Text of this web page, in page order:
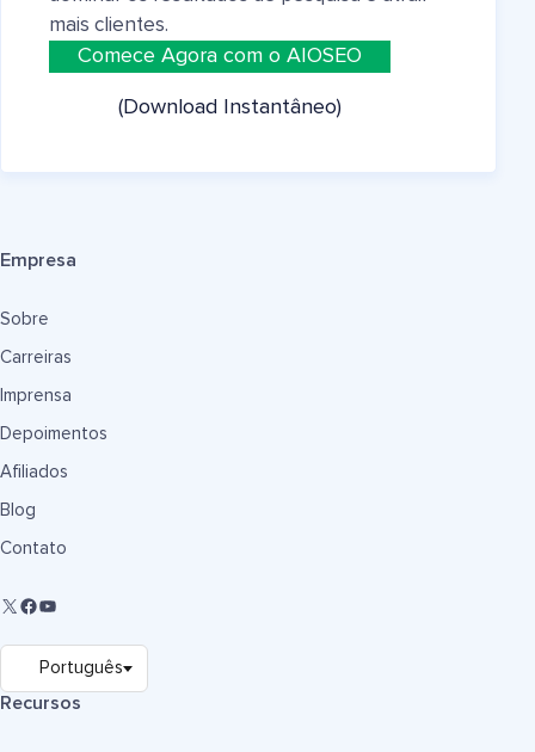
mais clientes.
Comece Agora com o AIOSEO
(Download Instantâneo)
Empresa
Sobre
Carreiras
Imprensa
Depoimentos
Afiliados
Blog
Contato
Recursos